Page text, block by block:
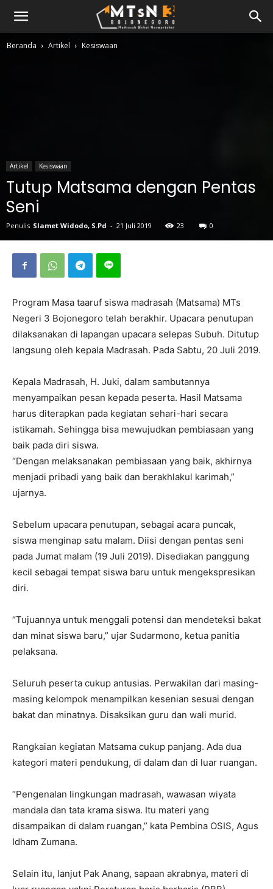
Beranda Artikel Kesiswaan
Artikel Kesiswaan
Tutup Matsama dengan Pentas
Seni
Penulis Slamet Widodo, S.Pd - 21 Juli 2019 23 0
Program Masa taaruf siswa madrasah (Matsama) MTs
Negeri 3 Bojonegoro telah berakhir. Upacara penutupan
dilaksanakan di lapangan upacara selepas Subuh. Ditutup
langsung oleh kepala Madrasah. Pada Sabtu, 20 Juli 2019.
Kepala Madrasah, H. Juki, dalam sambutannya
menyampaikan pesan kepada peserta. Hasil Matsama
harus diterapkan pada kegiatan sehari-hari secara
istikamah. Sehingga bisa mewujudkan pembiasaan yang
baik pada diri siswa.
“Dengan melaksanakan pembiasaan yang baik, akhirnya
menjadi pribadi yang baik dan berakhlakul karimah,”
ujarnya.
Sebelum upacara penutupan, sebagai acara puncak,
siswa menginap satu malam. Diisi dengan pentas seni
pada Jumat malam (19 Juli 2019). Disediakan panggung
kecil sebagai tempat siswa baru untuk mengekspresikan
diri.
“Tujuannya untuk menggali potensi dan mendeteksi bakat
dan minat siswa baru,” ujar Sudarmono, ketua panitia
pelaksana.
Seluruh peserta cukup antusias. Perwakilan dari masing-
masing kelompok menampilkan kesenian sesuai dengan
bakat dan minatnya. Disaksikan guru dan wali murid.
Rangkaian kegiatan Matsama cukup panjang. Ada dua
kategori materi pendukung, di dalam dan di luar ruangan.
“Pengenalan lingkungan madrasah, wawasan wiyata
mandala dan tata krama siswa. Itu materi yang
disampaikan di dalam ruangan,” kata Pembina OSIS, Agus
Idham Zumana.
Selain itu, lanjut Pak Anang, sapaan akrabnya, materi di